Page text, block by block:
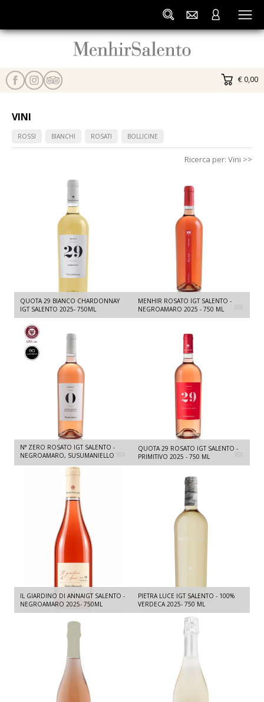
€ 0,00
VINI
ROSSI BIANCHI ROSATI BOLLICINE
Ricerca per: Vini >>
QUOTA 29 BIANCO CHARDONNAY
IGT SALENTO 2025- 750ML
MENHIR ROSATO IGT SALENTO -
NEGROAMARO 2025 - 750 ML
N° ZERO ROSATO IGT SALENTO -
NEGROAMARO, SUSUMANIELLO
QUOTA 29 ROSATO IGT SALENTO -
PRIMITIVO 2025 - 750 ML
IL GIARDINO DI ANNAIGT SALENTO -
NEGROAMARO 2025- 750ML
PIETRA LUCE IGT SALENTO - 100%
VERDECA 2025- 750 ML